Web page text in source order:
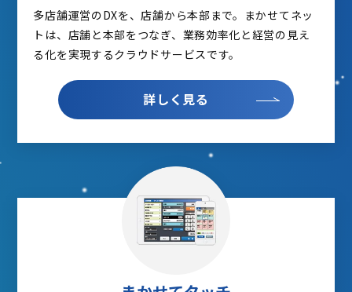
多店舗運営のDXを、店舗から本部まで。まかせてネッ
トは、店舗と本部をつなぎ、業務効率化と経営の見え
る化を実現するクラウドサービスです。
詳しく見る